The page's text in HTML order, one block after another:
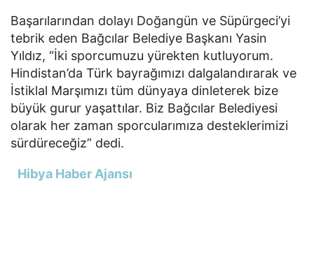
Başarılarından dolayı Doğangün ve Süpürgeci’yi
tebrik eden Bağcılar Belediye Başkanı Yasin
Yıldız, “İki sporcumuzu yürekten kutluyorum.
Hindistan’da Türk bayrağımızı dalgalandırarak ve
İstiklal Marşımızı tüm dünyaya dinleterek bize
büyük gurur yaşattılar. Biz Bağcılar Belediyesi
olarak her zaman sporcularımıza desteklerimizi
sürdüreceğiz” dedi.
Hibya Haber Ajansı